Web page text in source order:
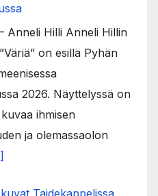
Anneli Hilli Anneli Hillin
on esillä Pyhän
2026. Näyttelyssä on
ihmisen
ja olemassaolon